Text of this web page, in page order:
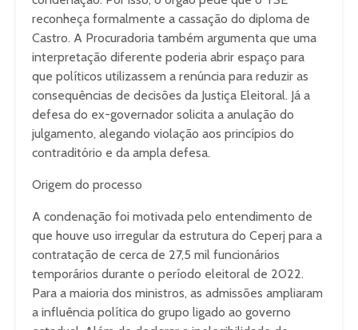
reconheça formalmente a cassação do diploma de
Castro. A Procuradoria também argumenta que uma
interpretação diferente poderia abrir espaço para
que políticos utilizassem a renúncia para reduzir as
consequências de decisões da Justiça Eleitoral. Já a
defesa do ex-governador solicita a anulação do
julgamento, alegando violação aos princípios do
contraditório e da ampla defesa.
Origem do processo
A condenação foi motivada pelo entendimento de
que houve uso irregular da estrutura do Ceperj para a
contratação de cerca de 27,5 mil funcionários
temporários durante o período eleitoral de 2022.
Para a maioria dos ministros, as admissões ampliaram
a influência política do grupo ligado ao governo